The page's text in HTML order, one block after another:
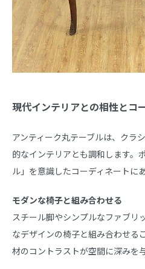
現代インテリアとの相性とコ
アンティーク丸テーブルは、クラ
的なインテリアとも調和します。
ル」を意識したコーディネートにあ
モダンな椅子と組み合わせる
スチール脚やシンプルなファブリ
なデザインの椅子と組み合わせる
材のコントラストが空間に深みを